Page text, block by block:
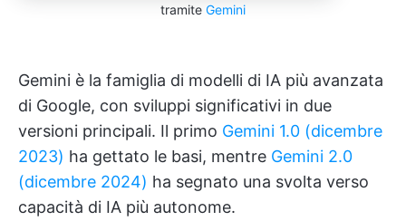
tramite Gemini
Gemini è la famiglia di modelli di IA più avanzata
di Google, con sviluppi significativi in due
versioni principali. Il primo Gemini 1.0 (dicembre
2023) ha gettato le basi, mentre Gemini 2.0
(dicembre 2024) ha segnato una svolta verso
capacità di IA più autonome.